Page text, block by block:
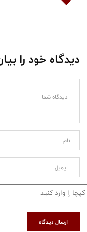
دیدگاه خود را
ارسال دیدگاه